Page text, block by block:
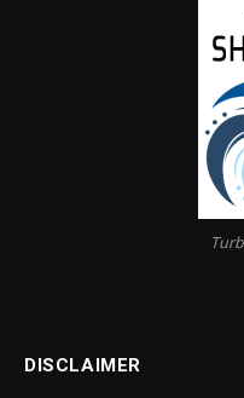
DISCLAIMER